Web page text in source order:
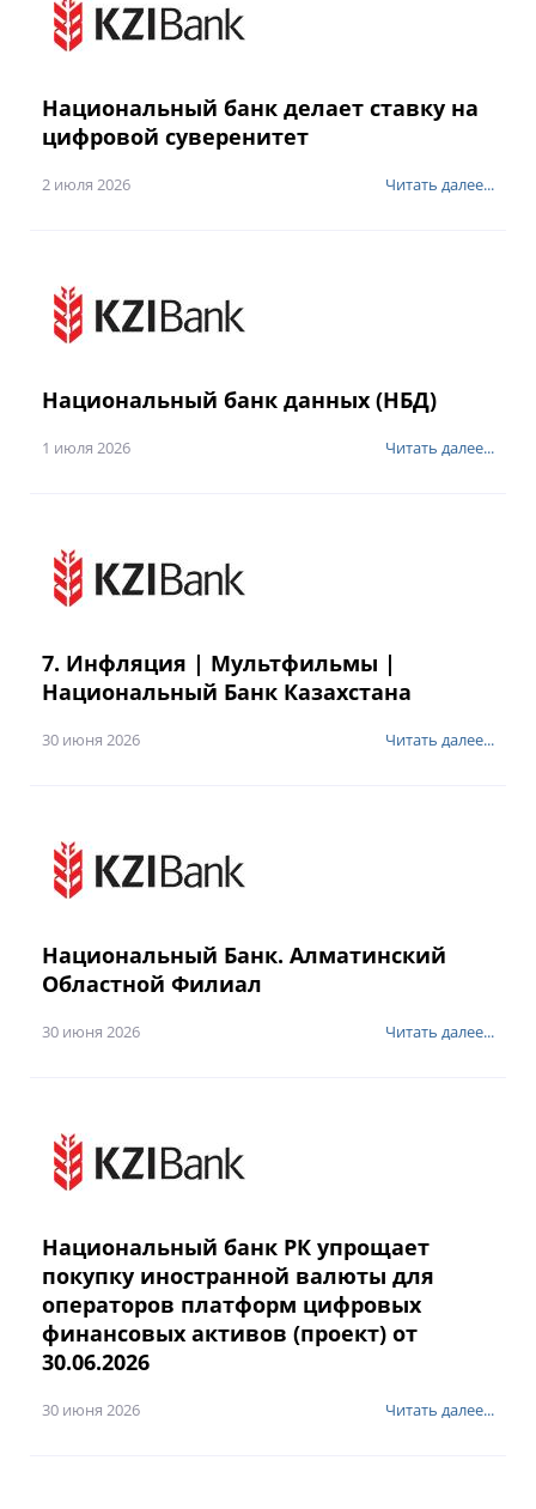
Национальный банк делает ставку на
цифровой суверенитет
2 июля 2026 Читать далее...
Национальный банк данных (НБД)
1 июля 2026 Читать далее...
7. Инфляция | Мультфильмы |
Национальный Банк Казахстана
30 июня 2026 Читать далее...
Национальный Банк. Алматинский
Областной Филиал
30 июня 2026 Читать далее...
Национальный банк РК упрощает
покупку иностранной валюты для
операторов платформ цифровых
финансовых активов (проект) от
30.06.2026
30 июня 2026 Читать далее...